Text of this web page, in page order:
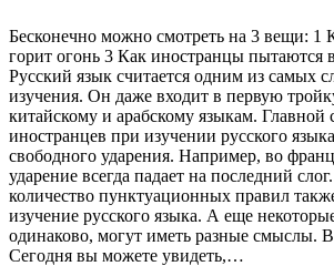
Бесконечно можно смотреть на 3 вещи: 1
горит огонь 3 Как иностранцы пытаются
Русский язык считается одним из самых
изучения. Он даже входит в первую
китайскому и арабскому языкам. Главной
иностранцев при изучении русского
свободного ударения. Например, во
ударение всегда падает на последний
количество пунктуационных правил
изучение русского языка. А еще
одинаково, могут иметь разные смыслы.
Сегодня вы можете увидеть,…